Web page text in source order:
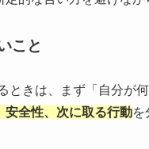
こと
ときは、まず「自分が
安全性、次に取る行動を